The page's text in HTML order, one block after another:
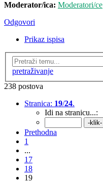
Moderator/ica: Moderatori/ce
Odgovori
Prikaz ispisa
pretraživanje
238 postova
Stranica: 19/24.
Idi na stranicu...:
Prethodna
1
...
17
18
19